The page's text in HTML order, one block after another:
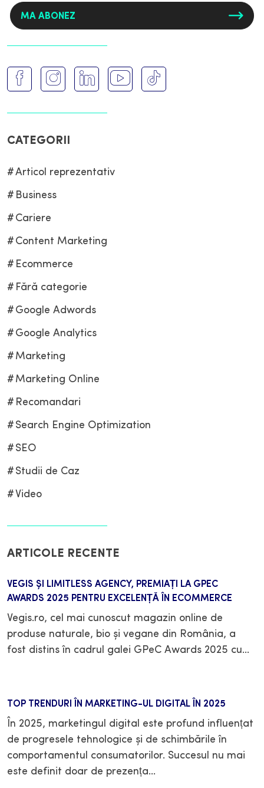
CATEGORII
Articol reprezentativ
Business
Cariere
Content Marketing
Ecommerce
Fără categorie
Google Adwords
Google Analytics
Marketing
Marketing Online
Recomandari
Search Engine Optimization
SEO
Studii de Caz
Video
ARTICOLE RECENTE
VEGIS ȘI LIMITLESS AGENCY, PREMIAȚI LA GPEC
AWARDS 2025 PENTRU EXCELENȚĂ ÎN ECOMMERCE
Vegis.ro, cel mai cunoscut magazin online de
produse naturale, bio și vegane din România, a
fost distins în cadrul galei GPeC Awards 2025 cu…
TOP TRENDURI ÎN MARKETING-UL DIGITAL ÎN 2025
În 2025, marketingul digital este profund influențat
de progresele tehnologice și de schimbările în
comportamentul consumatorilor. Succesul nu mai
este definit doar de prezența…